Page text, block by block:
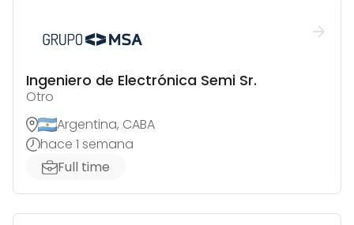
Ingeniero de Electrónica Semi Sr.
Otro
Argentina, CABA
hace 1 semana
Full time